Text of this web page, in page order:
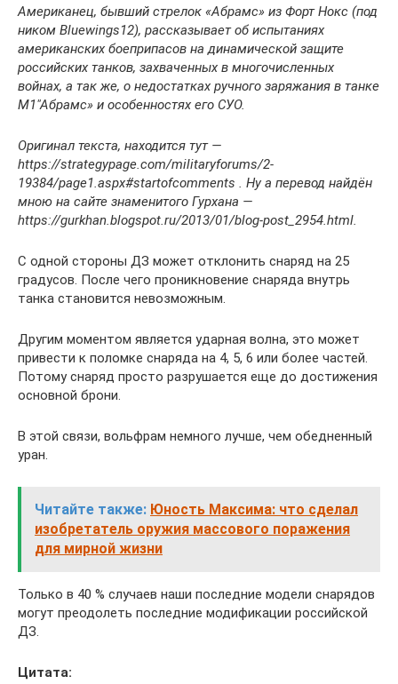
Американец, бывший стрелок «Абрамс» из Форт Нокс (под
ником Bluewings12), рассказывает об испытаниях
американских боеприпасов на динамической защите
российских танков, захваченных в многочисленных
войнах, а так же, о недостатках ручного заряжания в танке
М1″Абрамс» и особенностях его СУО.
Оригинал текста, находится тут —
https://strategypage.com/militaryforums/2-
19384/page1.aspx#startofcomments . Ну а перевод найдён
мною на сайте знаменитого Гурхана —
https://gurkhan.blogspot.ru/2013/01/blog-post_2954.html.
С одной стороны ДЗ может отклонить снаряд на 25
градусов. После чего проникновение снаряда внутрь
танка становится невозможным.
Другим моментом является ударная волна, это может
привести к поломке снаряда на 4, 5, 6 или более частей.
Потому снаряд просто разрушается еще до достижения
основной брони.
В этой связи, вольфрам немного лучше, чем обедненный
уран.
Читайте также: Юность Максима: что сделал
изобретатель оружия массового поражения
для мирной жизни
Только в 40 % случаев наши последние модели снарядов
могут преодолеть последние модификации российской
ДЗ.
Цитата: